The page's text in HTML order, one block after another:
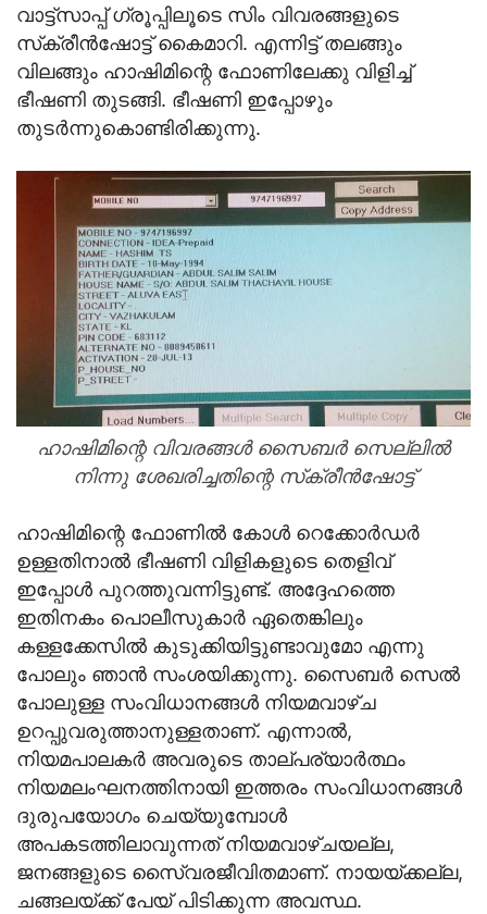
വാട്ട്‌സാപ്പ് ഗ്രൂപ്പിലൂടെ സിം വിവരങ്ങളുടെ
സ്‌ക്രീന്‍ഷോട്ട് കൈമാറി. എന്നിട്ട് തലങ്ങും
വിലങ്ങും ഹാഷിമിന്റെ ഫോണിലേക്കു വിളിച്ച്
ഭീഷണി തുടങ്ങി. ഭീഷണി ഇപ്പോഴും
തുടര്‍ന്നുകൊണ്ടിരിക്കുന്നു.
ഹാഷിമിന്റെ വിവരങ്ങള്‍ സൈബര്‍ സെല്ലില്‍
നിന്നു ശേഖരിച്ചതിന്റെ സ്‌ക്രീന്‍ഷോട്ട്‌
ഹാഷിമിന്റെ ഫോണില്‍ കോള്‍ റെക്കോര്‍ഡര്‍
ഉള്ളതിനാല്‍ ഭീഷണി വിളികളുടെ തെളിവ്
ഇപ്പോള്‍ പുറത്തുവന്നിട്ടുണ്ട്. അദ്ദേഹത്തെ
ഇതിനകം പൊലീസുകാര്‍ ഏതെങ്കിലും
കള്ളക്കേസില്‍ കുടുക്കിയിട്ടുണ്ടാവുമോ എന്നു
പോലും ഞാന്‍ സംശയിക്കുന്നു. സൈബര്‍ സെല്‍
പോലുള്ള സംവിധാനങ്ങള്‍ നിയമവാഴ്ച
ഉറപ്പുവരുത്താനുള്ളതാണ്. എന്നാല്‍,
നിയമപാലകര്‍ അവരുടെ താല്പര്യാര്‍ത്ഥം
നിയമലംഘനത്തിനായി ഇത്തരം സംവിധാനങ്ങള്‍
ദുരുപയോഗം ചെയ്യുമ്പോള്‍
അപകടത്തിലാവുന്നത് നിയമവാഴ്ചയല്ല,
ജനങ്ങളുടെ സൈ്വരജീവിതമാണ്. നായയ്ക്കല്ല,
ചങ്ങലയ്ക്ക് പേയ് പിടിക്കുന്ന അവസ്ഥ.